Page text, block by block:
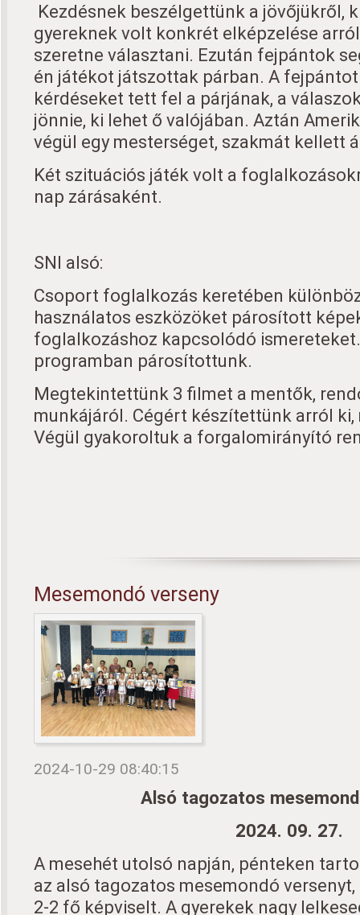
Kezdésnek beszélgettünk a jövőjükről,
gyereknek volt konkrét elképzelése
szeretne választani. Ezután fejpántok
én játékot játszottak párban. A
kérdéseket tett fel a párjának, a
jönnie, ki lehet ő valójában. Aztán
végül egy mesterséget, szakmát kellett
Két szituációs játék volt a
nap zárásaként.
SNI alsó:
Csoport foglalkozás keretében
használatos eszközöket párosított
foglalkozáshoz kapcsolódó
programban párosítottunk.
Megtekintettünk 3 filmet a mentők,
munkájáról. Cégért készítettünk arról ki,
Végül gyakoroltuk a forgalomirányító
Mesemondó verseny
2024-10-29 08:40:15
Alsó tagozatos
2024. 09. 27.
A mesehét utolsó napján, pénteken
az alsó tagozatos mesemondó
2-2 fő képviselt. A gyerekek nagy